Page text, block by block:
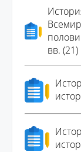
вв. (21)